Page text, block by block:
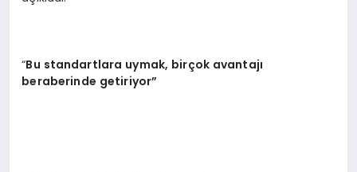
“Bu standartlara uymak, birçok avantajı
beraberinde getiriyor”